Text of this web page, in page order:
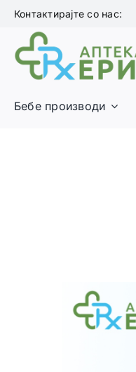
Skip
content
Контактирајте со нас:
Бебе производи